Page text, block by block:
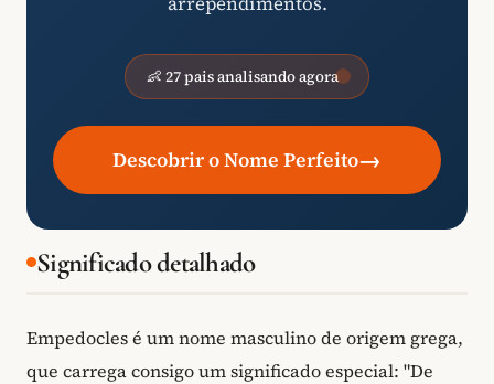
👶 27 pais analisando agora
Descobrir o Nome Perfeito→
Significado detalhado
Empedocles é um nome masculino de origem grega,
que carrega consigo um significado especial: "De